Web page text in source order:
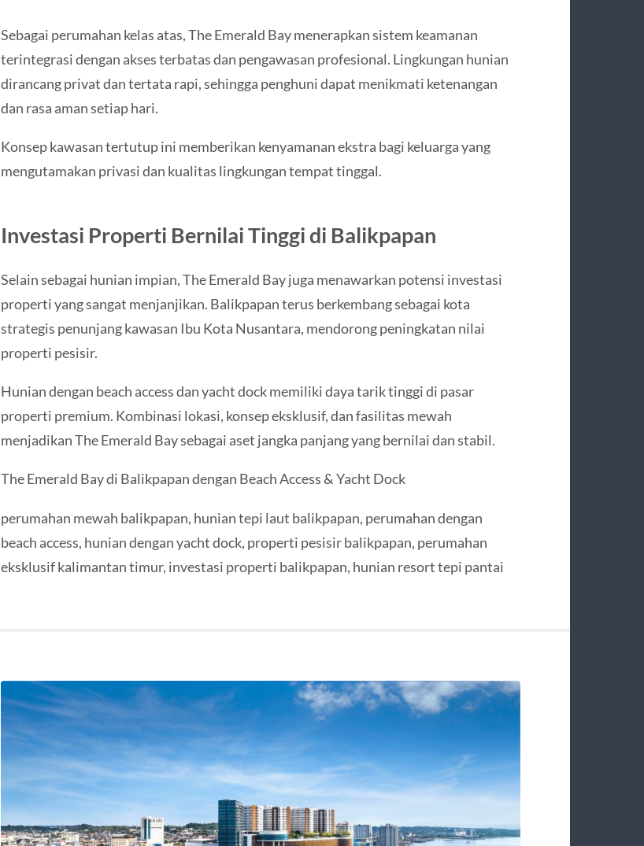
Sebagai perumahan kelas atas, The Emerald Bay menerapkan sistem keamanan
terintegrasi dengan akses terbatas dan pengawasan profesional. Lingkungan hunian
dirancang privat dan tertata rapi, sehingga penghuni dapat menikmati ketenangan
dan rasa aman setiap hari.
Konsep kawasan tertutup ini memberikan kenyamanan ekstra bagi keluarga yang
mengutamakan privasi dan kualitas lingkungan tempat tinggal.
Investasi Properti Bernilai Tinggi di Balikpapan
Selain sebagai hunian impian, The Emerald Bay juga menawarkan potensi investasi
properti yang sangat menjanjikan. Balikpapan terus berkembang sebagai kota
strategis penunjang kawasan Ibu Kota Nusantara, mendorong peningkatan nilai
properti pesisir.
Hunian dengan beach access dan yacht dock memiliki daya tarik tinggi di pasar
properti premium. Kombinasi lokasi, konsep eksklusif, dan fasilitas mewah
menjadikan The Emerald Bay sebagai aset jangka panjang yang bernilai dan stabil.
The Emerald Bay di Balikpapan dengan Beach Access & Yacht Dock
perumahan mewah balikpapan, hunian tepi laut balikpapan, perumahan dengan
beach access, hunian dengan yacht dock, properti pesisir balikpapan, perumahan
eksklusif kalimantan timur, investasi properti balikpapan, hunian resort tepi pantai